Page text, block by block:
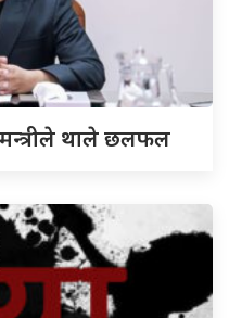
थाले छलफल